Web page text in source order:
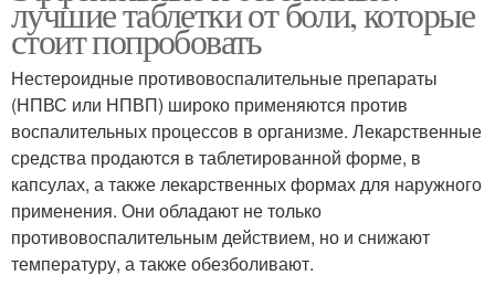
лучшие таблетки от боли, которые
стоит попробовать
Нестероидные противовоспалительные препараты
(НПВС или НПВП) широко применяются против
воспалительных процессов в организме. Лекарственные
средства продаются в таблетированной форме, в
капсулах, а также лекарственных формах для наружного
применения. Они обладают не только
противовоспалительным действием, но и снижают
температуру, а также обезболивают.